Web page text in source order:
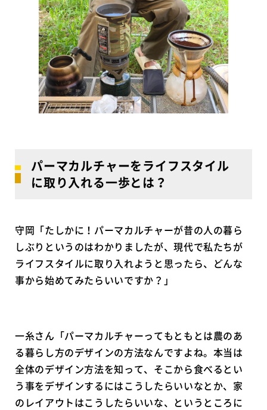
パーマカルチャーをライフスタイル
に取り入れる一歩とは？
守岡「たしかに！パーマカルチャーが昔の人の暮ら
しぶりというのはわかりましたが、現代で私たちが
ライフスタイルに取り入れようと思ったら、どんな
事から始めてみたらいいですか？」
一糸さん「パーマカルチャーってもともとは農のあ
る暮らし方のデザインの方法なんですよね。本当は
全体のデザイン方法を知って、そこから食べるとい
う事をデザインするにはこうしたらいいなとか、家
のレイアウトはこうしたらいいな、というところに